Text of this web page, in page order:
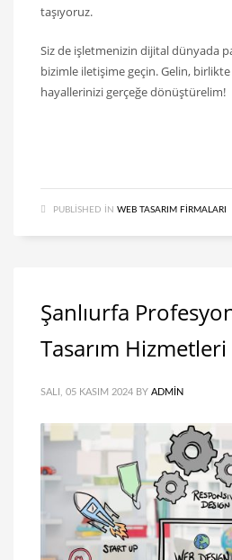
taşıyoruz.
Siz de işletmenizin dijital dünyada
bizimle iletişime geçin. Gelin,
hayallerinizi gerçeğe dönüştürelim!
PUBLISHED IN WEB TASARIM FIRMALARI
Şanlıurfa
Tasarım Hizmetleri
SALI, 05 KASIM 2024 BY ADMIN